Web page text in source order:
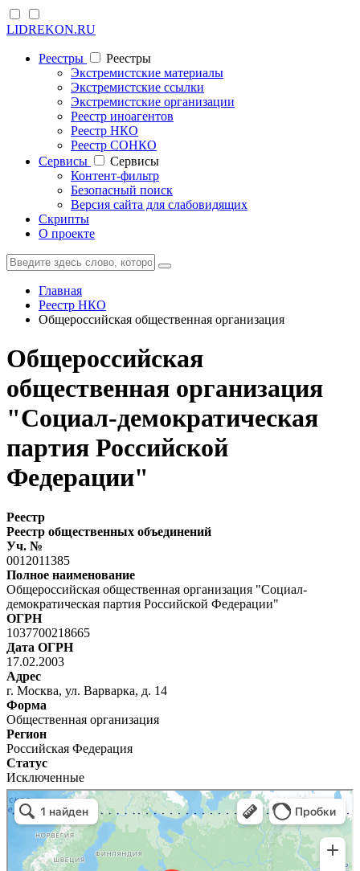
LIDREKON.RU
Реестры
Реестры
Экстремистские материалы
Экстремистские ссылки
Экстремистские организации
Реестр иноагентов
Реестр НКО
Реестр СОНКО
Cервисы
Cервисы
Контент-фильтр
Безопасный поиск
Версия сайта для слабовидящих
Скрипты
О проекте
Главная
Реестр НКО
Общероссийская общественная организация
Общероссийская
общественная организация
"Социал-демократическая
партия Российской
Федерации"
Реестр
Реестр общественных объединений
Уч. №
0012011385
Полное наименование
Общероссийская общественная организация "Социал-
демократическая партия Российской Федерации"
ОГРН
1037700218665
Дата ОГРН
17.02.2003
Адрес
г. Москва, ул. Варварка, д. 14
Форма
Общественная организация
Регион
Российская Федерация
Статус
Исключенные